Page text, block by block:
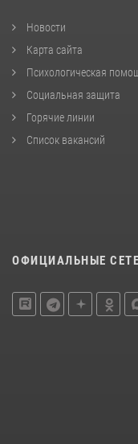
Новости
Карта сайта
Психологическая
Социальная защита
Горячие линии
Список вакансий
ОФИЦИАЛЬНЫЕ